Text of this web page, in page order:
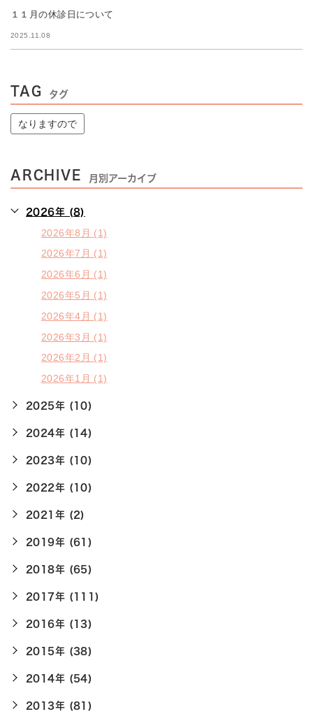
１１月の休診日について
2025.11.08
TAG タグ
なりますので
ARCHIVE 月別アーカイブ
2026年 (8)
2026年8月 (1)
2026年7月 (1)
2026年6月 (1)
2026年5月 (1)
2026年4月 (1)
2026年3月 (1)
2026年2月 (1)
2026年1月 (1)
2025年 (10)
2024年 (14)
2023年 (10)
2022年 (10)
2021年 (2)
2019年 (61)
2018年 (65)
2017年 (111)
2016年 (13)
2015年 (38)
2014年 (54)
2013年 (81)